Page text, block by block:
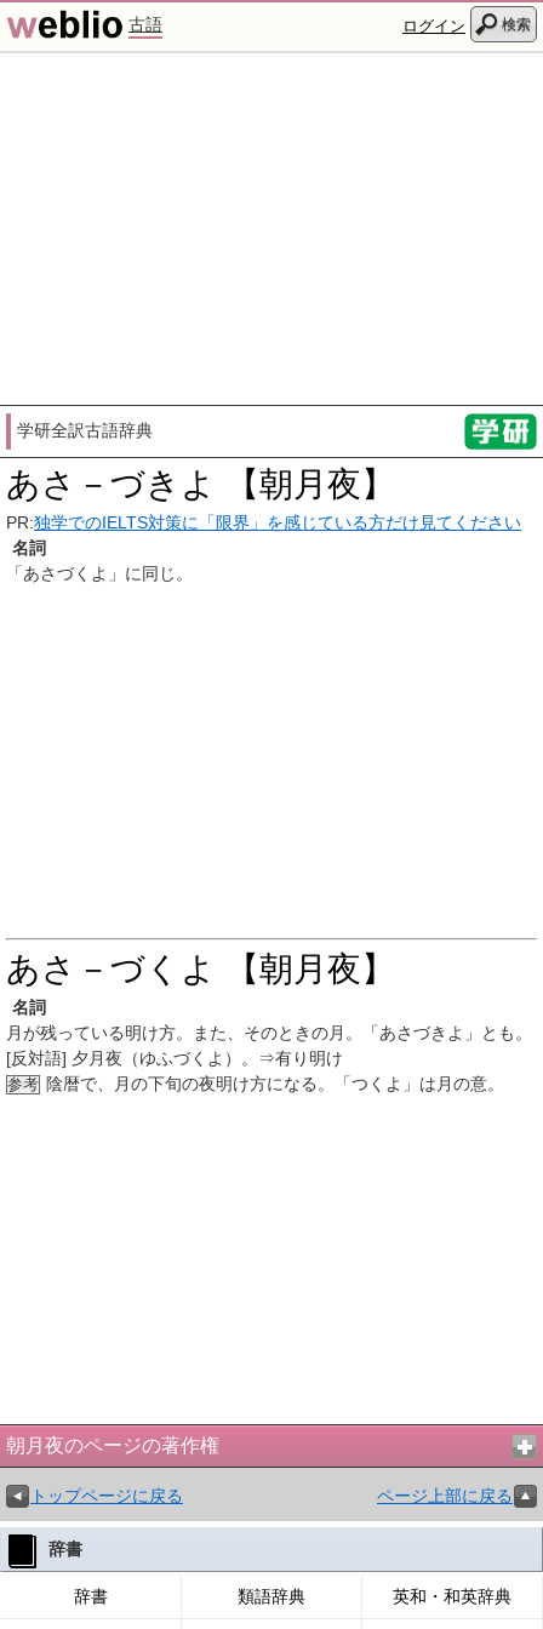
古語 ログイン 検索
学研全訳古語辞典
あさ－づきよ 【朝月夜】
PR:独学でのIELTS対策に「限界」を感じている方だけ見てください
名詞
「あさづくよ」に同じ。
あさ－づくよ 【朝月夜】
名詞
月が残っている明け方。また、そのときの月。「あさづきよ」とも。
[反対語] 夕月夜（ゆふづくよ）。⇒有り明け
参考 陰暦で、月の下旬の夜明け方になる。「つくよ」は月の意。
朝月夜のページの著作権
トップページに戻る ページ上部に戻る
辞書
辞書 類語辞典 英和・和英辞典